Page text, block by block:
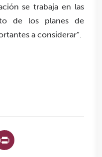
se trabaja en las
de los planes de
a considerar”.